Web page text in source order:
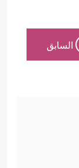
السابق